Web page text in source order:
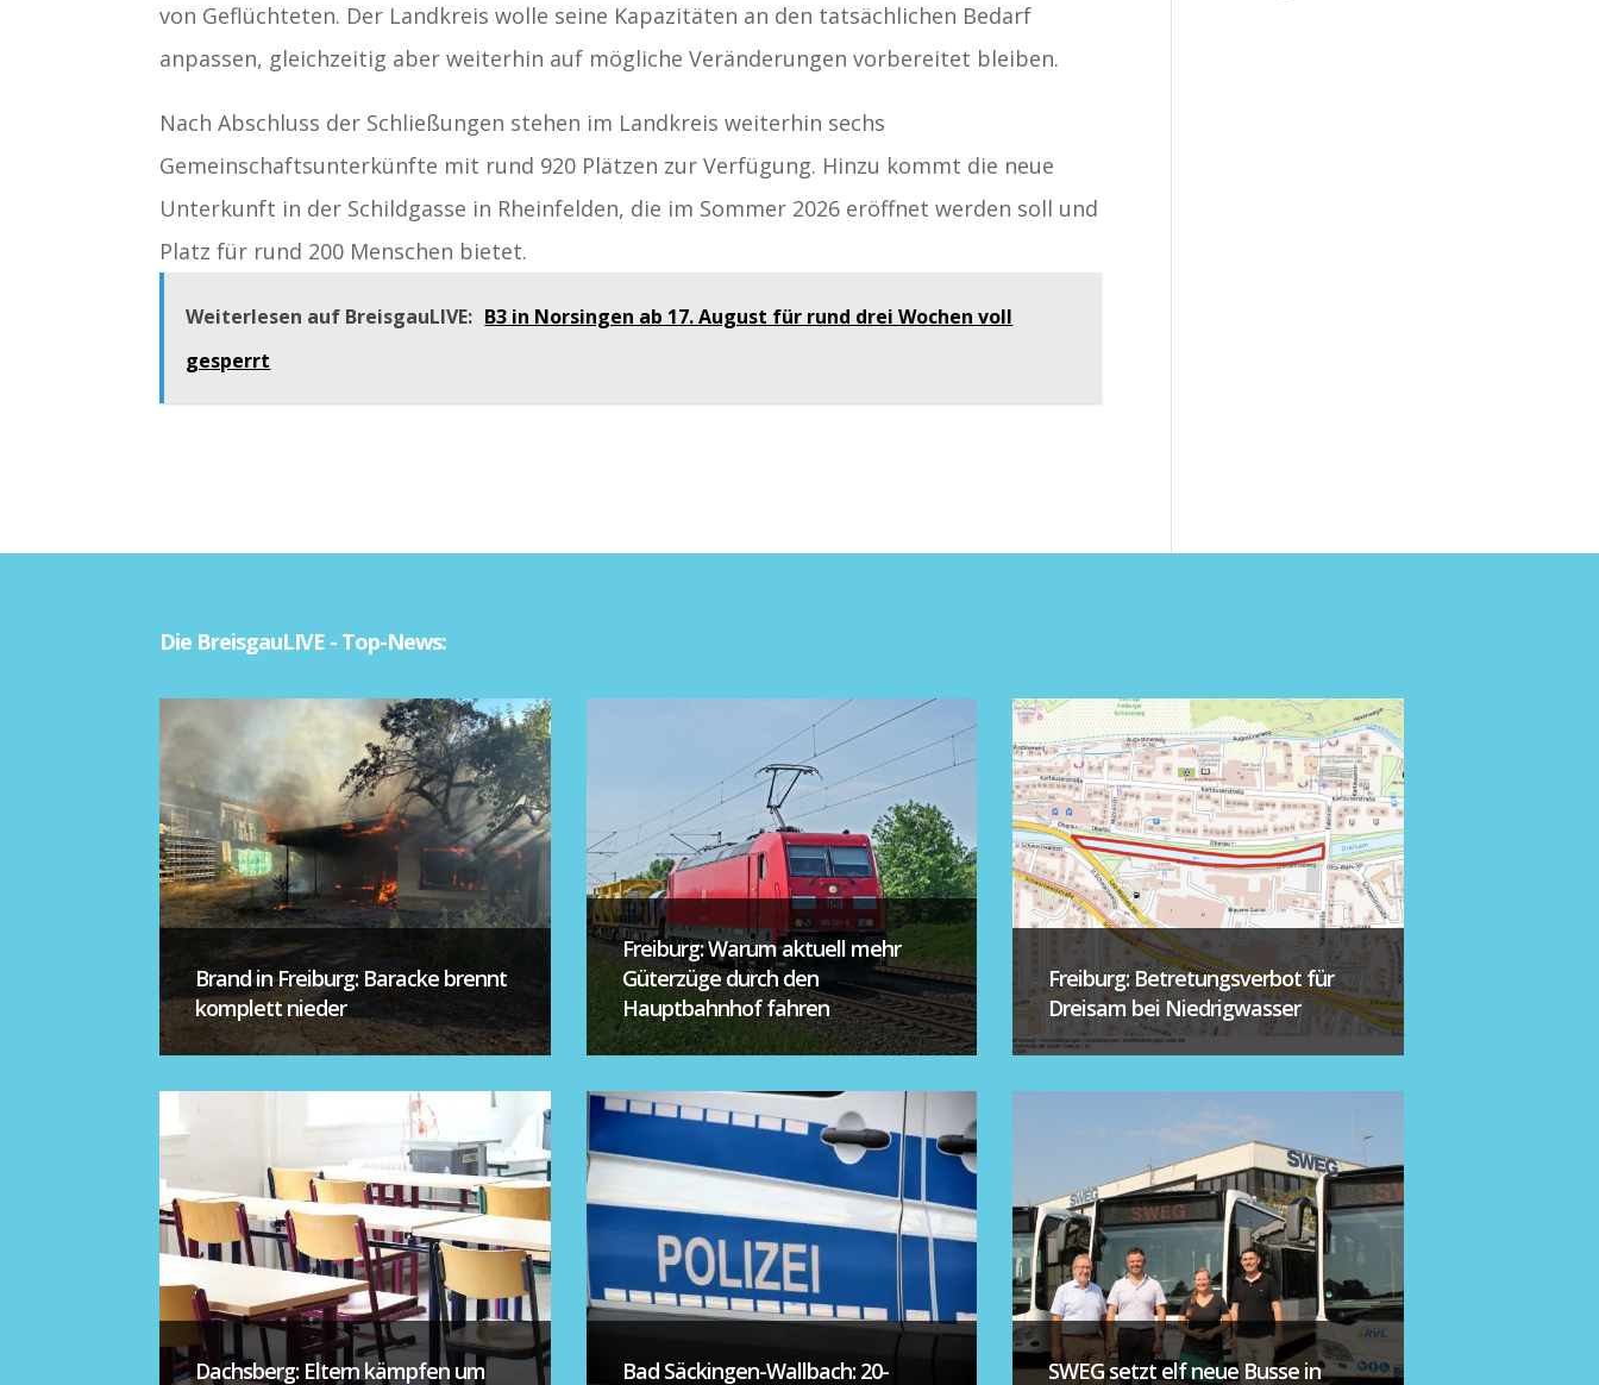
von Geflüchteten. Der Landkreis wolle seine Kapazitäten an den tatsächlichen Bedarf
anpassen, gleichzeitig aber weiterhin auf mögliche Veränderungen vorbereitet bleiben.
Nach Abschluss der Schließungen stehen im Landkreis weiterhin sechs
Gemeinschaftsunterkünfte mit rund 920 Plätzen zur Verfügung. Hinzu kommt die neue
Unterkunft in der Schildgasse in Rheinfelden, die im Sommer 2026 eröffnet werden soll und
Platz für rund 200 Menschen bietet.
Weiterlesen auf BreisgauLIVE: B3 in Norsingen ab 17. August für rund drei Wochen voll
gesperrt
Die BreisgauLIVE - Top-News:
Brand in Freiburg: Baracke brennt
komplett nieder
Freiburg: Warum aktuell mehr
Güterzüge durch den
Hauptbahnhof fahren
Freiburg: Betretungsverbot für
Dreisam bei Niedrigwasser
Dachsberg: Eltern kämpfen um Bad Säckingen-Wallbach: 20- SWEG setzt elf neue Busse in